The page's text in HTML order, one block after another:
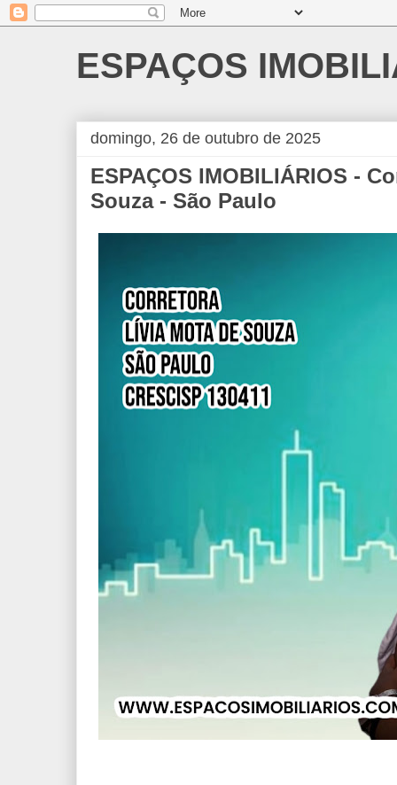
ESPAÇOS
domingo, 26 de outubro de 2025
ESPAÇOS IMOBILIÁRIOS -
Souza - São Paulo